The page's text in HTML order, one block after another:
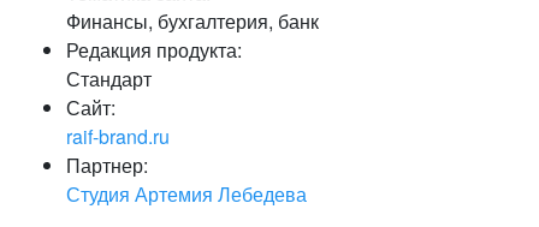
Забыли свой пароль?
Финансы, бухгалтерия, банк
Редакция продукта:
Стандарт
Сайт:
raif-brand.ru
Партнер:
Студия Артемия Лебедева